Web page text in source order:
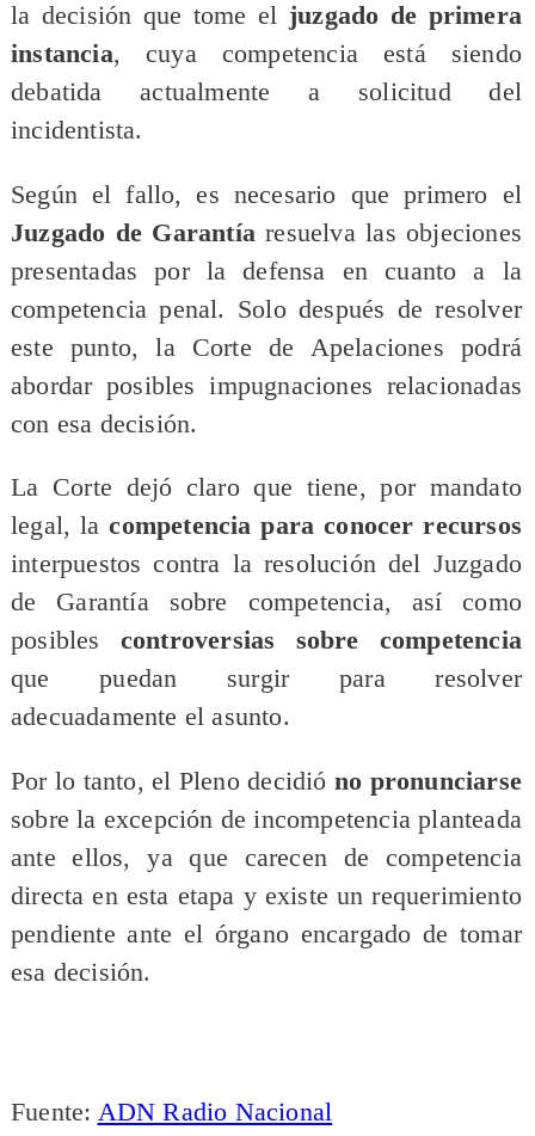
la decisión que tome el juzgado de primera
instancia, cuya competencia está siendo
debatida actualmente a solicitud del
incidentista.
Según el fallo, es necesario que primero el
Juzgado de Garantía resuelva las objeciones
presentadas por la defensa en cuanto a la
competencia penal. Solo después de resolver
este punto, la Corte de Apelaciones podrá
abordar posibles impugnaciones relacionadas
con esa decisión.
La Corte dejó claro que tiene, por mandato
legal, lacompetencia para conocer recursos
interpuestos contra la resolución del Juzgado
de Garantía sobre competencia, así como
posibles controversias sobre competencia
que puedan surgir para resolver
adecuadamente el asunto.
Por lo tanto, el Pleno decidió no pronunciarse
sobre la excepción de incompetencia planteada
ante ellos, ya que carecen de competencia
directa en esta etapa y existe un requerimiento
pendiente ante el órgano encargado de tomar
esa decisión.
Fuente: ADN Radio Nacional